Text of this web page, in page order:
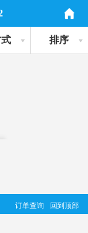
排序
回到顶部
订单查询